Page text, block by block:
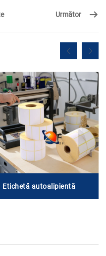
Următor
Etichetă autoalipientă